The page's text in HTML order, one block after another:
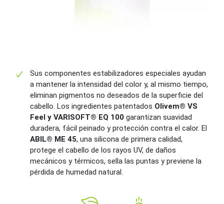
Sus componentes estabilizadores especiales ayudan
a mantener la intensidad del color y, al mismo tiempo,
eliminan pigmentos no deseados de la superficie del
cabello. Los ingredientes patentados Olivem® VS
Feel y VARISOFT® EQ 100 garantizan suavidad
duradera, fácil peinado y protección contra el calor. El
ABIL® ME 45, una silicona de primera calidad,
protege el cabello de los rayos UV, de daños
mecánicos y térmicos, sella las puntas y previene la
pérdida de humedad natural.